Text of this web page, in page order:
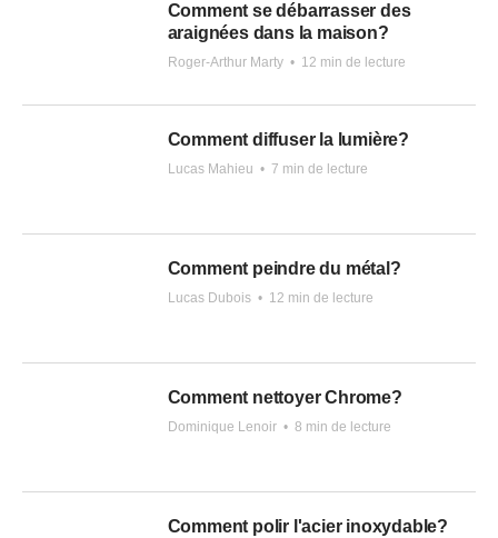
Comment se débarrasser des
araignées dans la maison?
Roger-Arthur Marty • 12 min de lecture
Comment diffuser la lumière?
Lucas Mahieu • 7 min de lecture
Comment peindre du métal?
Lucas Dubois • 12 min de lecture
Comment nettoyer Chrome?
Dominique Lenoir • 8 min de lecture
Comment polir l'acier inoxydable?